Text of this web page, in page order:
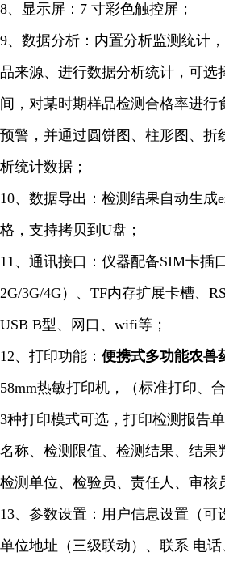
8、显示屏：7 寸彩色触控屏；
9、数据分析：内置分析监测统计
品来源、进行数据分析统计，可选
间，对某时期样品检测合格率进行
预警，并通过圆饼图、柱形图、折
析统计数据；
10、数据导出：检测结果自动生成
格，支持拷贝到U盘；
11、通讯接口：仪器配备SIM卡插
2G/3G/4G）、TF内存扩展卡槽、
USB B型、网口、wifi等；
12、打印功能： 便携式多功能农兽
58mm热敏打印机，（标准打印、
3种打印模式可选，打印检测报告
名称、检测限值、检测结果、结果
检测单位、检验员、责任人、审核
13、参数设置：用户信息设置（可
单位地址（三级联动）、联系 电话